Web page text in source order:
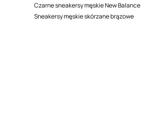
Czarne sneakersy męskie New Balance
Sneakersy męskie skórzane brązowe